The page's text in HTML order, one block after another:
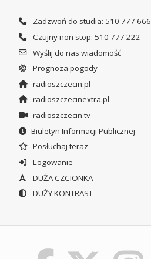
Zadzwoń do studia: 510 777 666
Czujny non stop: 510 777 222
Wyślij do nas wiadomość
Prognoza pogody
radioszczecin.pl
radioszczecinextra.pl
radioszczecin.tv
Biuletyn Informacji Publicznej
Posłuchaj teraz
Logowanie
DUŻA CZCIONKA
DUŻY KONTRAST